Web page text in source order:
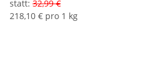
statt: 32,99 €
218,10 € pro 1 kg